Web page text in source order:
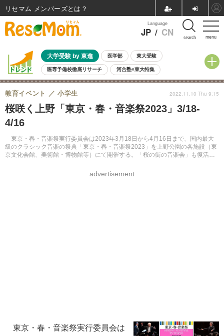
menu
Language
JP / CN search
大学受験 by 東進 医学部 東大受験
医専予備校徹底リサーチ 河合塾×東大特集
親子で考える大学選び 高校受験 中学受験 小学校受験
共通テスト 夏休み
8月開催イベント・WS 全国公立高校 過去問 人気記事
自由研究教材（小学生向け）
桜咲く上野「東京・春・音楽祭2023」3/18-
4/16
東京・春・音楽祭実行委員会は2023年3月18日から4月16日まで、国内最大
級のクラシック音楽の祭典「東京・春・音楽祭2023」を上野公園の各施設（東
京文化会館、美術館・博物館等）にて開催する。「桜の街の音楽会」も復活。
教育イベント 小学生
advertisement
2022.11.10 Thu 9:15
東京・春・音楽祭実行委員会は
リセマム メンバーズ